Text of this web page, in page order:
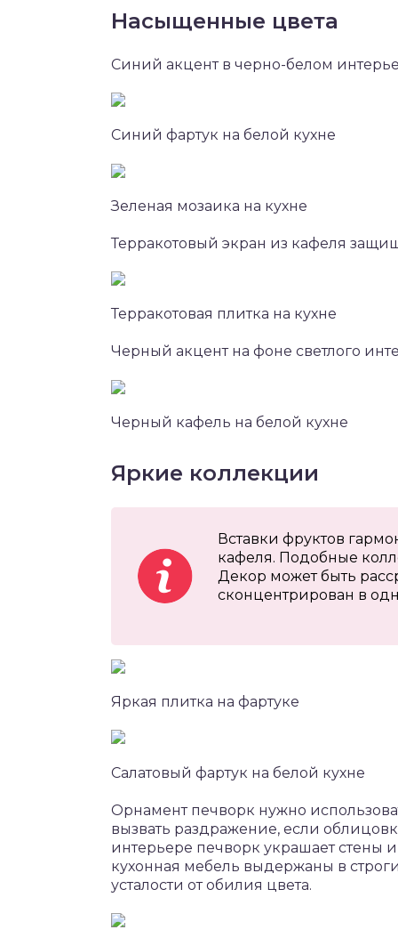
Насыщенные цвета
Синий акцент в черно-белом
Синий фартук на белой кухне
Зеленая мозаика на кухне
Терракотовый экран из кафеля
Терракотовая плитка на кухне
Черный акцент на фоне светлого
Черный кафель на белой кухне
Яркие коллекции
Вставки фруктов
кафеля. Подобные
Декор может быть
сконцентрирован в
Яркая плитка на фартуке
Салатовый фартук на белой кухне
Орнамент печворк нужно
вызвать раздражение, если
интерьере печворк украшает стены
кухонная мебель выдержаны в
усталости от обилия цвета.